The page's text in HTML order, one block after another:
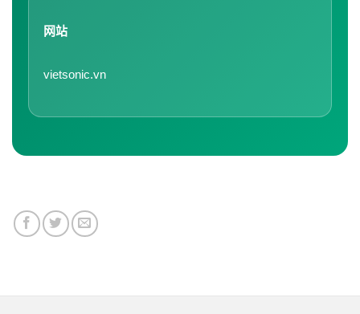
网站
vietsonic.vn